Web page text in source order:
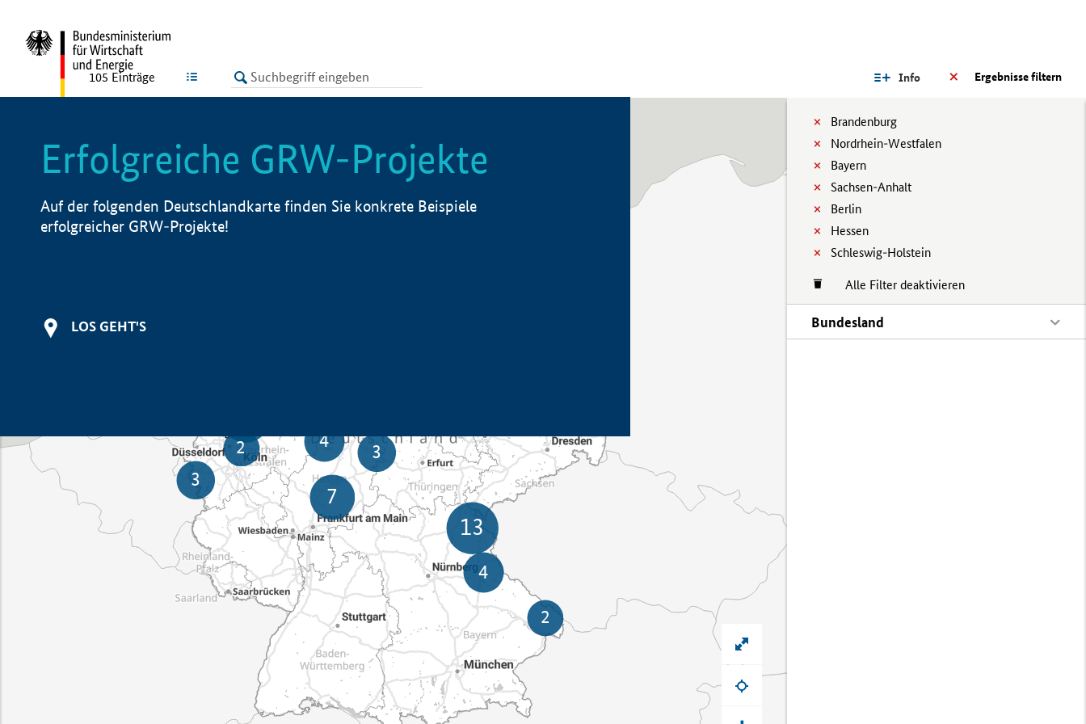
LISTE Ergebnisse filtern
Info
Brandenburg
Nordrhein-Westfalen
Bayern
Sachsen-Anhalt
Berlin
Hessen
Schleswig-Holstein
Alle Filter deaktivieren
Bundesland
105 Einträge
Erfolgreiche GRW-Projekte
Auf der folgenden Deutschlandkarte finden Sie konkrete Beispiele
erfolgreicher GRW-Projekte!
LOS GEHT'S